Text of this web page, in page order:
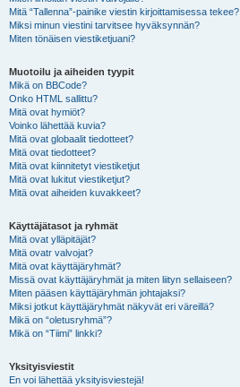
Mitä “Tallenna”-painike viestin kirjoittamisessa tekee?
Miksi minun viestini tarvitsee hyväksynnän?
Miten tönäisen viestiketjuani?
Muotoilu ja aiheiden tyypit
Mikä on BBCode?
Onko HTML sallittu?
Mitä ovat hymiöt?
Voinko lähettää kuvia?
Mitä ovat globaalit tiedotteet?
Mitä ovat tiedotteet?
Mitä ovat kiinnitetyt viestiketjut
Mitä ovat lukitut viestiketjut?
Mitä ovat aiheiden kuvakkeet?
Käyttäjätasot ja ryhmät
Mitä ovat ylläpitäjät?
Mitä ovatr valvojat?
Mitä ovat käyttäjäryhmät?
Missä ovat käyttäjäryhmät ja miten liityn sellaiseen?
Miten pääsen käyttäjäryhmän johtajaksi?
Miksi jotkut käyttäjäryhmät näkyvät eri väreillä?
Mikä on “oletusryhmä”?
Mikä on “Tiimi” linkki?
Yksityisviestit
En voi lähettää yksityisviestejä!